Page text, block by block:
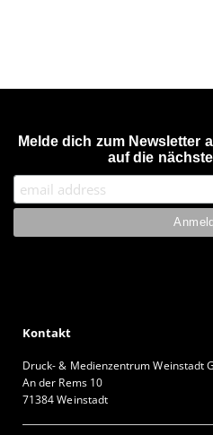
Melde dich zum Newsletter
auf die
Kontakt
Druck- & Medienzentrum Weinstadt
An der Rems 10
71384 Weinstadt